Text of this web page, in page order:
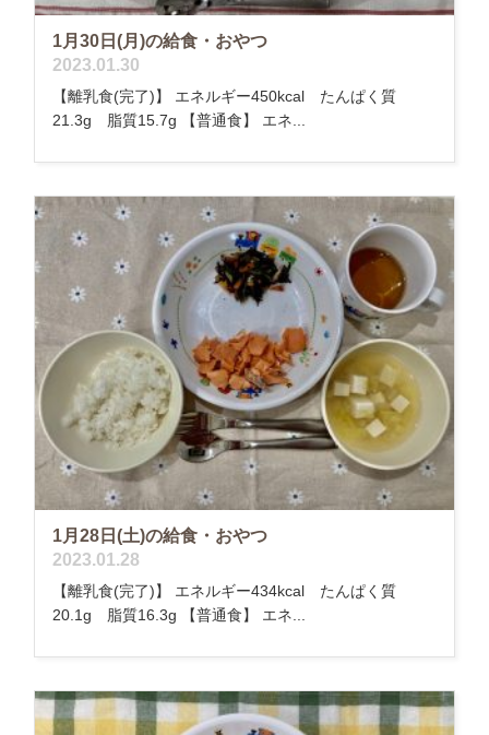
1月30日(月)の給食・おやつ
2023.01.30
【離乳食(完了)】 エネルギー450kcal たんぱく質
21.3g 脂質15.7g 【普通食】 エネ...
1月28日(土)の給食・おやつ
2023.01.28
【離乳食(完了)】 エネルギー434kcal たんぱく質
20.1g 脂質16.3g 【普通食】 エネ...